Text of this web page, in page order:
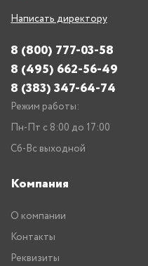
Написать директору
8 (800) 777-03-58
8 (495) 662-56-49
8 (383) 347-64-74
Режим работы:
Пн-Пт с 8:00 до 17:00
Сб-Вс выходной
Компания
О компании
Контакты
Реквизиты